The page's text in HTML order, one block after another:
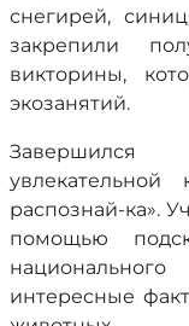
снегирей,
закрепили
викторины,
экозанятий.
увлекательной
распознай-ка».
помощью
интересные